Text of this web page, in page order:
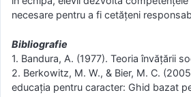
necesare pentru a fi cetățeni
Bibliografie
1. Bandura, A. (1977). Teoria învăţării
2. Berkowitz, M. W., & Bier, M. C.
educația pentru caracter: Ghid bazat